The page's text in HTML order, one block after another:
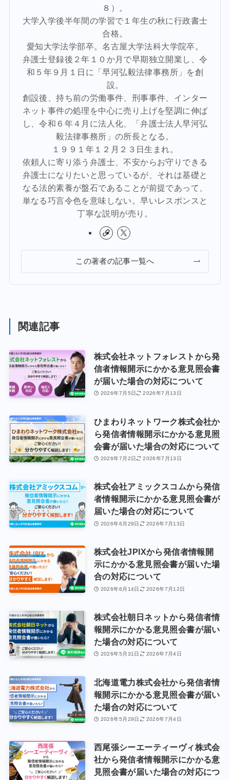
８）。
大学入学後半年間の学習で１年生の秋に行政書士
合格。
愛知大学法学部卒。名古屋大学法科大学院卒。
弁護士登録後２年１０か月で早期独立開業し、令
和５年９月１日に「早河弘毅法律事務所」を創
設。
創設後、持ち前の労働事件、刑事事件、インター
ネット事件の処理を中心に売り上げを堅調に伸ば
し、令和６年４月に法人化、「弁護士法人早河弘
毅法律事務所」の所長となる。
１９９１年１２月２３日生まれ。
依頼人に寄り添う弁護士、不安からお守りできる
弁護士になりたいと思っているが、それは基礎と
なる法的素養が盤石であることが前提であって、
単なる巧言令色を意味しない。早いレスポンスと
丁寧な説明が売り。
この著者の記事一覧へ
関連記事
株式会社ネットフォレストから発
信者情報開示にかかる意見照会書
が届いた場合の対応について
2026年7月5日 2026年7月13日
ひまわりネットワーク株式会社か
ら発信者情報開示にかかる意見照
会書が届いた場合の対応について
2026年7月2日 2026年7月13日
株式会社アミックスコムから発信
者情報開示にかかる意見照会書が
届いた場合の対応について
2026年6月29日 2026年7月13日
株式会社JPIXから発信者情報開
示にかかる意見照会書が届いた場
合の対応について
2026年6月14日 2026年7月12日
株式会社朝日ネットから発信者情
報開示にかかる意見照会書が届い
た場合の対応について
2026年5月31日 2026年7月4日
北海道電力株式会社から発信者情
報開示にかかる意見照会書が届い
た場合の対応について
2026年5月29日 2026年7月4日
西尾張シーエーティーヴィ株式会
社から発信者情報開示にかかる意
見照会書が届いた場合の対応につ